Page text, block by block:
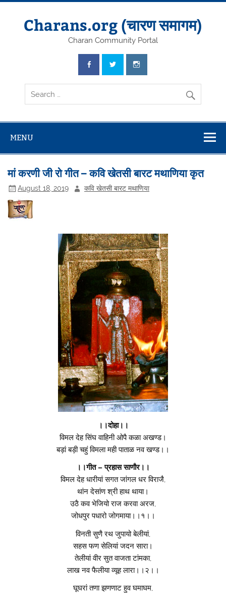
Skip
Charans.org (चारण समागम)
Charan Community Portal
MENU
मां करणी जी रो गीत – कवि खेतसी बारट मथाणिया कृत
August 18, 2019 कवि खेतसी बारट मथाणिया
।।दोहा।।
विमल देह सिंघ वाहिनी ओपै कळा अखण्ड।
बड़ां बड़ी चहुं विमला मही पाताळ नव खण्ड।।
।।गीत – प्रहास साणौर।।
विमल देह धारीयां सगत जांगल धर विराजै,
थांन देसांण श्री हाथ थाया।
उठै कव भेजियो राज करवा अरज,
जोधपुर पधारो जोगमाया।।१।।
विनती सुणै रथ जुपायो बेलीयां,
सहस फण सेलियां जदन सारा।
तेलीयां वीर सुत वाजता टांमका,
लाख नव फैलीया व्यूह लारा।।२।।
घूघरां तणा झणणाट हुव घमाघम,